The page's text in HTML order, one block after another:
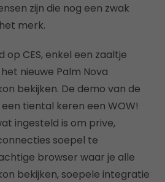
zijn die nog een zwak
merk.
op CES, enkel een zaaltje
nieuwe Palm Nova
bekijken. De demo van de
tiental keren een WOW!
ingesteld is om prive,
soepel te
browser waar je alle
bekijken, soepele integratie